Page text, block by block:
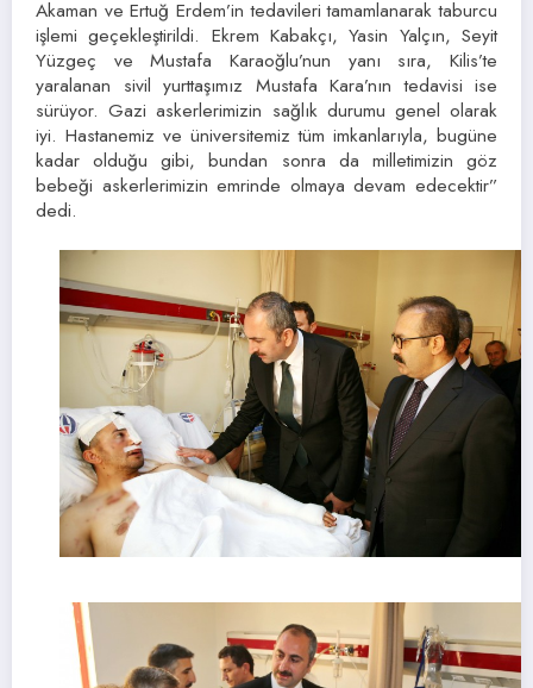
Akaman ve Ertuğ Erdem’in tedavileri tamamlanarak taburcu
işlemi geçekleştirildi. Ekrem Kabakçı, Yasin Yalçın, Seyit
Yüzgeç ve Mustafa Karaoğlu’nun yanı sıra, Kilis’te
yaralanan sivil yurttaşımız Mustafa Kara’nın tedavisi ise
sürüyor. Gazi askerlerimizin sağlık durumu genel olarak
iyi. Hastanemiz ve üniversitemiz tüm imkanlarıyla, bugüne
kadar olduğu gibi, bundan sonra da milletimizin göz
bebeği askerlerimizin emrinde olmaya devam edecektir”
dedi.